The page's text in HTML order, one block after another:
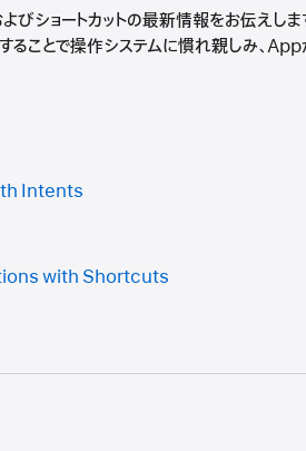
ショートカットの最新情報をお伝えし
ることで操作システムに慣れ親しみ、App
Intents
with Shortcuts